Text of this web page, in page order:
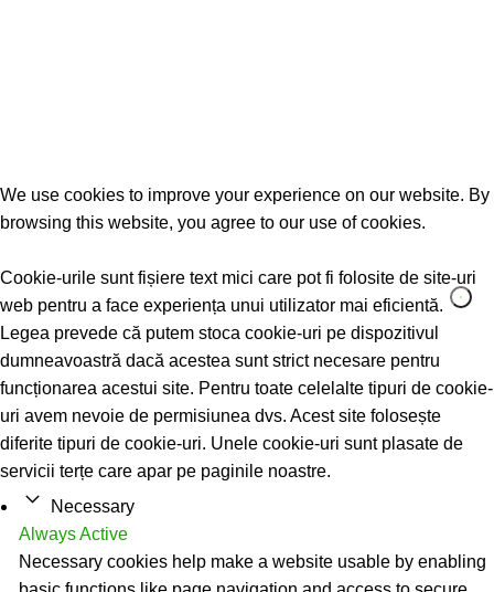
We use cookies to improve your experience on our website. By
browsing this website, you agree to our use of cookies.
Cookie-urile sunt fișiere text mici care pot fi folosite de site-uri
web pentru a face experiența unui utilizator mai eficientă.
Legea prevede că putem stoca cookie-uri pe dispozitivul
dumneavoastră dacă acestea sunt strict necesare pentru
funcționarea acestui site. Pentru toate celelalte tipuri de cookie-
uri avem nevoie de permisiunea dvs. Acest site folosește
diferite tipuri de cookie-uri. Unele cookie-uri sunt plasate de
servicii terțe care apar pe paginile noastre.
Necessary
Always Active
Necessary cookies help make a website usable by enabling